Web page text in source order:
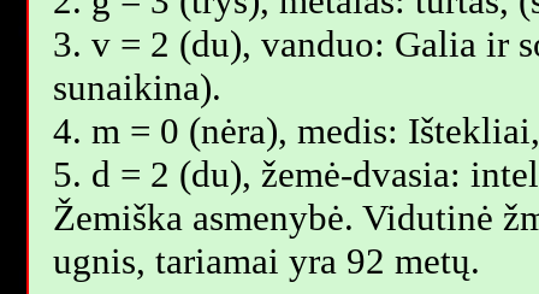
3. v = 2 (du), vanduo: Galia ir
sunaikina).
4. m = 0 (nėra), medis:
5. d = 2 (du), žemė-dvasia:
Žemiška asmenybė. Vidutinė
ugnis, tariamai yra 92 metų.